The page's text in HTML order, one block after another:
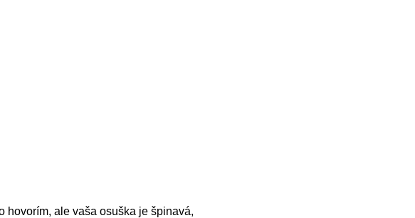
hovorím, ale vaša osuška je špinavá,